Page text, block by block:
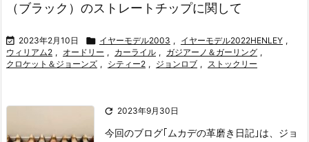
（ブラック）のストレートチップに関して
 2023年2月10日  イヤーモデル2003 , イヤーモデル2022HENLEY ,
ウィリアム2 , オードリー , カーライル , ガジアーノ＆ガーリング ,
クロケット＆ジョーンズ , シティー2 , ジョンロブ , ストックリー
 2023年9月30日
今回のブログ｢ムカデの革磨き日記｣は、ジョ